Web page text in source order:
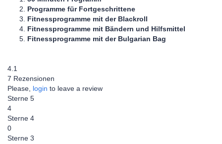
Programme für Fortgeschrittene
Fitnessprogramme mit der Blackroll
Fitnessprogramme mit Bändern und Hilfsmittel
Fitnessprogramme mit der Bulgarian Bag
4.1
7 Rezensionen
Please, login to leave a review
Sterne 5
4
Sterne 4
0
Sterne 3